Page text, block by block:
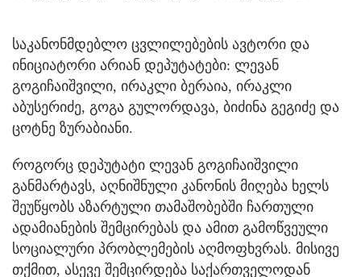
საკანონმდებლო ცვლილებების ავტორი და
ინიციატორი არიან დეპუტატები: ლევან
გოგიჩაიშვილი, ირაკლი ბერაია, ირაკლი
აბუსერიძე, გოგა გულორდავა, ბიძინა გეგიძე და
ცოტნე ზურაბიანი.
როგორც დეპუტატი ლევან გოგიჩაიშვილი
განმარტავს, აღნიშნული კანონის მიღება ხელს
შეუწყობს აზარტული თამაშობებში ჩართული
ადამიანების შემცირებას და ამით გამოწვეული
სოციალური პრობლემების აღმოფხვრას. მისივე
თქმით, ასევე შემცირდება საქართველოდან